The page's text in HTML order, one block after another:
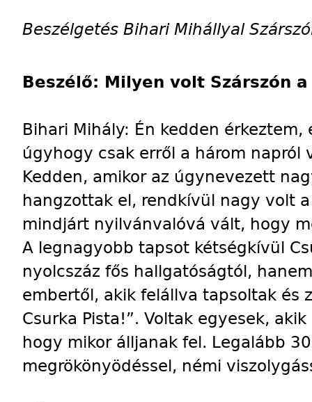
Beszélgetés Bihari Mihállyal
Beszélő: Milyen volt Szárszón
Bihari Mihály: Én kedden
úgyhogy csak erről a három napról
Kedden, amikor az úgynevezett
hangzottak el, rendkívül nagy volt
mindjárt nyilvánvalóvá vált, hogy
A legnagyobb tapsot kétségkívül
nyolcszáz fős hallgatóságtól,
embertől, akik felállva tapsoltak és
Csurka Pista!”. Voltak egyesek,
hogy mikor álljanak fel. Legalább
megrökönyödéssel, némi